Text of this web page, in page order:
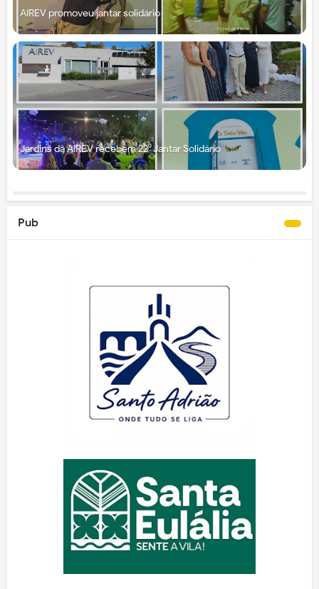
AIREV promoveu jantar solidário
Jardins da AIREV recebem 22⁰ Jantar Solidário
Pub